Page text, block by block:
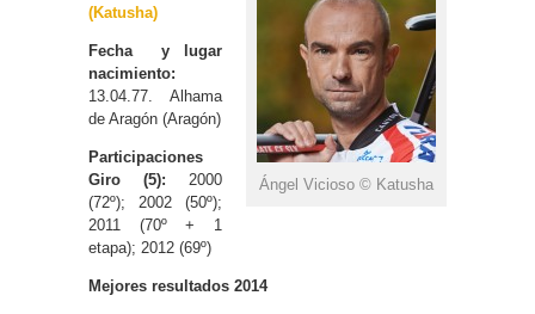
Ángel Vicioso © Katusha
(Katusha)
Fecha y lugar
nacimiento:
13.04.77. Alhama
de Aragón (Aragón)
Participaciones
Giro (5): 2000
(72º); 2002 (50º);
2011 (70º + 1
etapa); 2012 (69º)
Mejores resultados 2014